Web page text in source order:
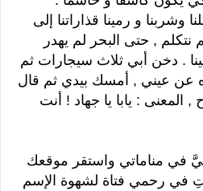
وشربنا و رمينا قذاراتنا إلى
نتكلم , حتى البحر لم يهدر
. دخن أبي ثلاث سيجارات ثم
عن عيني , أمسك بيدي ثم قال
المعنى : يابا يا جهاد ! أنت
في مناماتي واستقر موقعك
في رحمي فتاة لشهوة الإسم